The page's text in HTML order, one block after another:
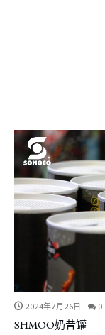
2024年7月26日 0
SHMOO奶昔罐